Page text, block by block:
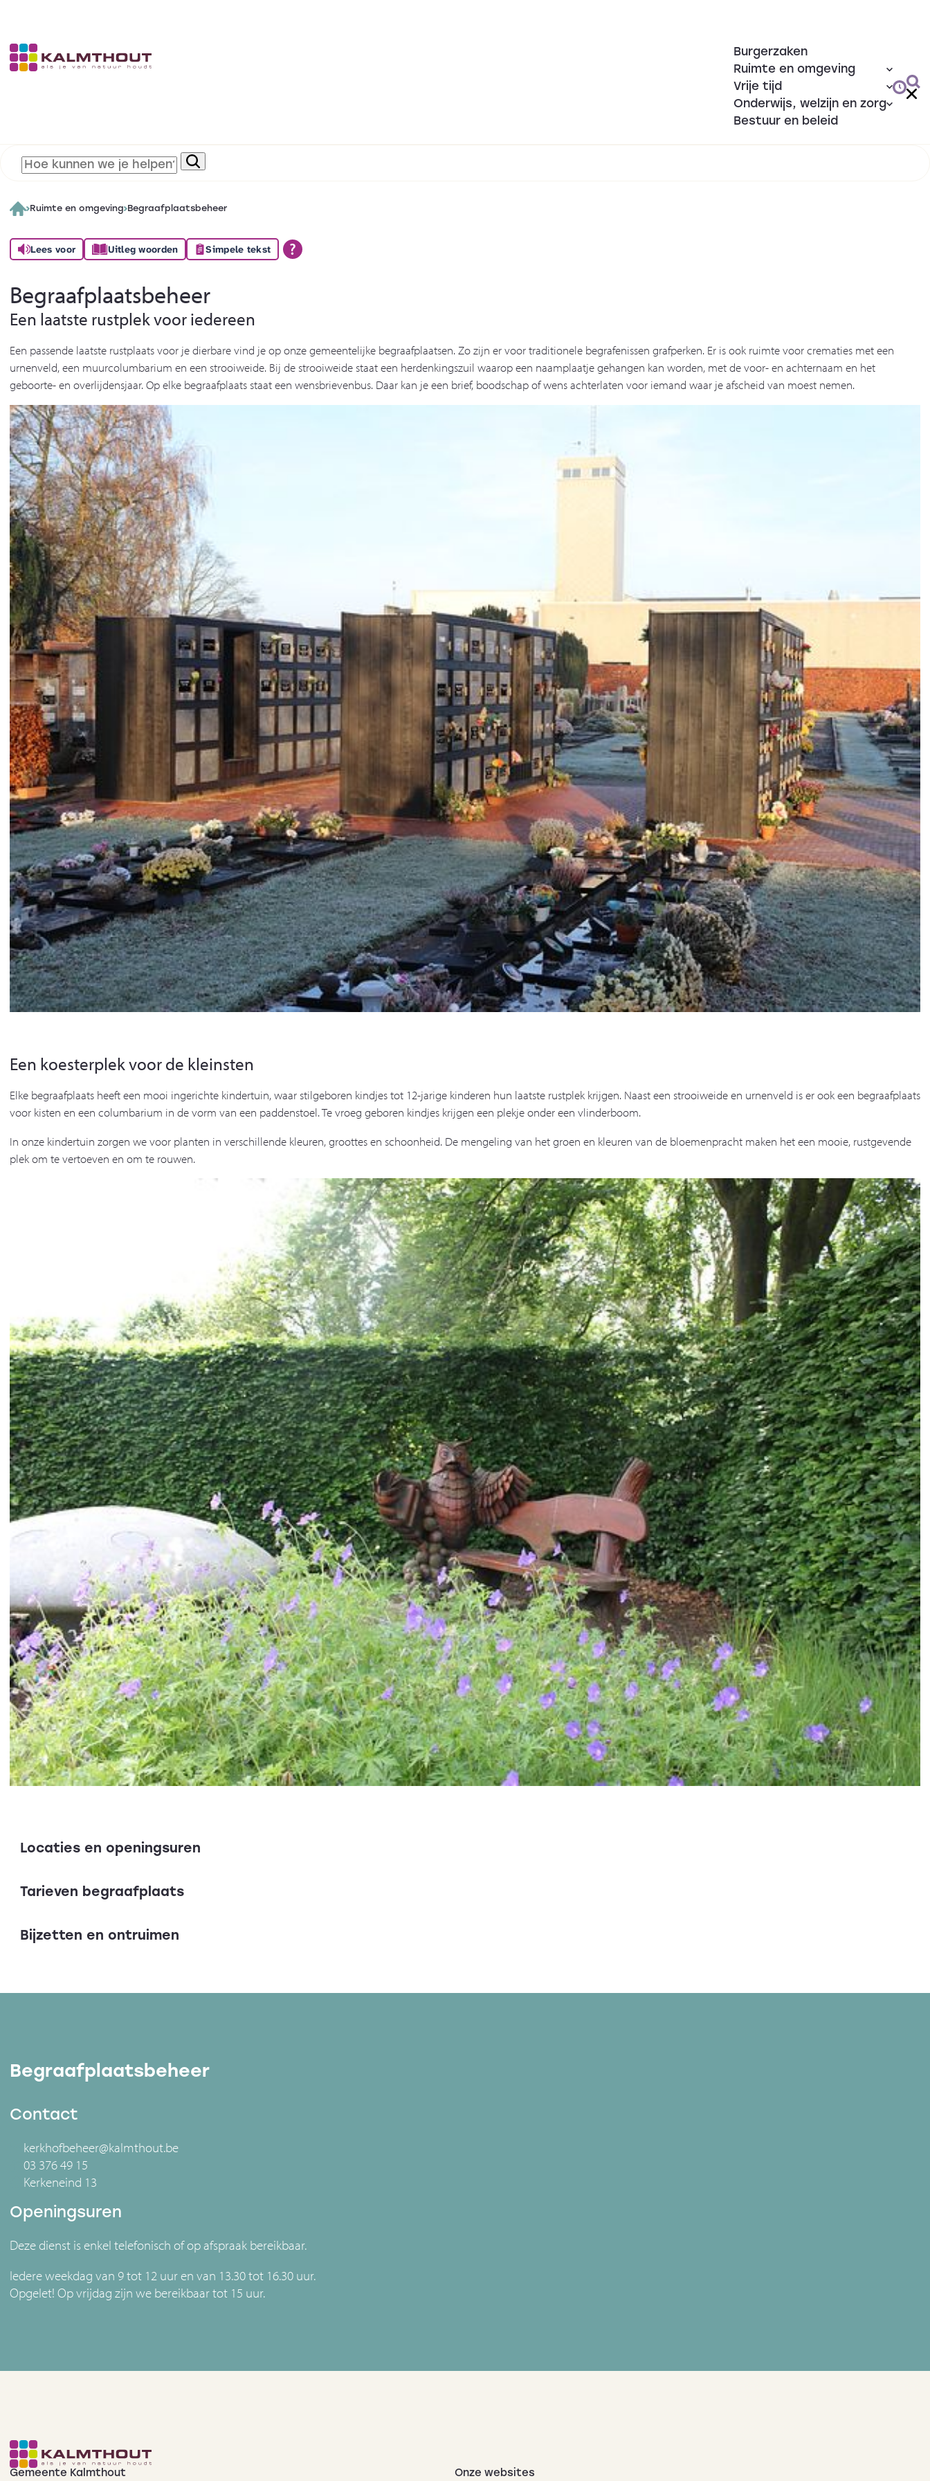
Burgerzaken
Ruimte en omgeving
Vrije tijd
Onderwijs, welzijn en zorg
Bestuur en beleid
Ruimte en omgeving Begraafplaatsbeheer
Lees voor Uitleg woorden Simpele tekst
Begraafplaatsbeheer
Een laatste rustplek voor iedereen
Een passende laatste rustplaats voor je dierbare vind je op onze gemeentelijke begraafplaatsen. Zo zijn er voor traditionele begrafenissen grafperken. Er is ook ruimte voor crematies met een
urnenveld, een muurcolumbarium en een strooiweide. Bij de strooiweide staat een herdenkingszuil waarop een naamplaatje gehangen kan worden, met de voor- en achternaam en het
geboorte- en overlijdensjaar. Op elke begraafplaats staat een wensbrievenbus. Daar kan je een brief, boodschap of wens achterlaten voor iemand waar je afscheid van moest nemen.
Een koesterplek voor de kleinsten
Elke begraafplaats heeft een mooi ingerichte kindertuin, waar stilgeboren kindjes tot 12-jarige kinderen hun laatste rustplek krijgen. Naast een strooiweide en urnenveld is er ook een begraafplaats
voor kisten en een columbarium in de vorm van een paddenstoel. Te vroeg geboren kindjes krijgen een plekje onder een vlinderboom.
In onze kindertuin zorgen we voor planten in verschillende kleuren, groottes en schoonheid. De mengeling van het groen en kleuren van de bloemenpracht maken het een mooie, rustgevende
plek om te vertoeven en om te rouwen.
Locaties en openingsuren
Tarieven begraafplaats
Bijzetten en ontruimen
Begraafplaatsbeheer
Contact
kerkhofbeheer@kalmthout.be
03 376 49 15
Kerkeneind 13
Openingsuren
Deze dienst is enkel telefonisch of op afspraak bereikbaar.
Iedere weekdag van 9 tot 12 uur en van 13.30 tot 16.30 uur.
Opgelet! Op vrijdag zijn we bereikbaar tot 15 uur.
Gemeente Kalmthout Onze websites